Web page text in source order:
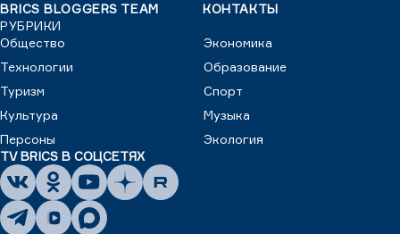
BRICS BLOGGERS TEAM
КОНТАКТЫ
РУБРИКИ
Общество
Экономика
Технологии
Образование
Туризм
Спорт
Культура
Музыка
Персоны
Экология
TV BRICS В СОЦСЕТЯХ